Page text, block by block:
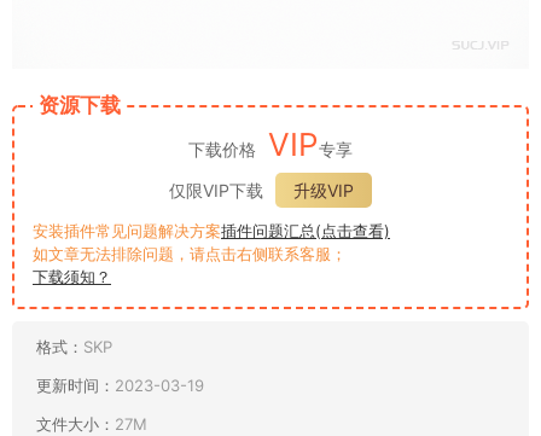
资源下载
下载价格 VIP专享
仅限VIP下载
升级VIP
安装插件常见问题解决方案插件问题汇总(点击查看)
如文章无法排除问题，请点击右侧联系客服；
下载须知？
格式： SKP
更新时间： 2023-03-19
文件大小： 27M